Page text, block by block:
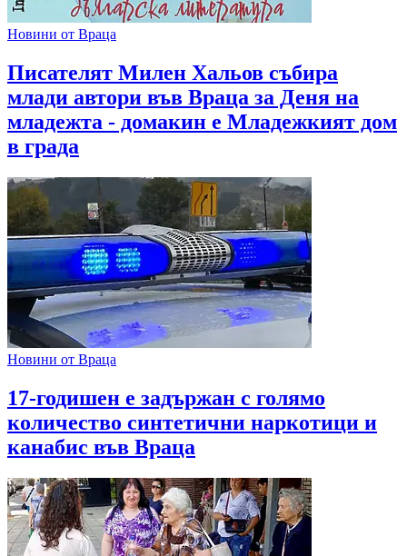
Новини от Враца
Писателят Милен Хальов събира
млади автори във Враца за Деня на
младежта - домакин е Младежкият дом
в града
Новини от Враца
17-годишен е задържан с голямо
количество синтетични наркотици и
канабис във Враца